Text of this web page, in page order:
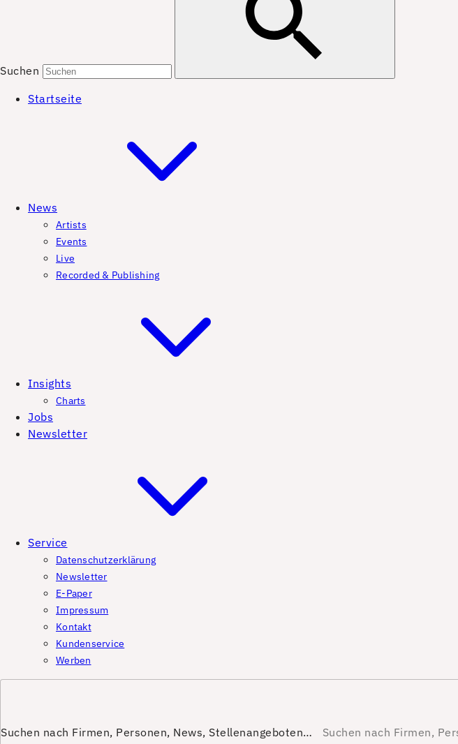
Suchen
Startseite
News
Artists
Events
Live
Recorded & Publishing
Insights
Charts
Jobs
Newsletter
Service
Datenschutzerklärung
Newsletter
E-Paper
Impressum
Kontakt
Kundenservice
Werben
Suchen nach Firmen, Personen, News, Stellenangeboten…